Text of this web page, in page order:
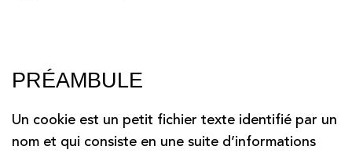
PRÉAMBULE
Un cookie est un petit fichier texte identifié par un
nom et qui consiste en une suite d’informations